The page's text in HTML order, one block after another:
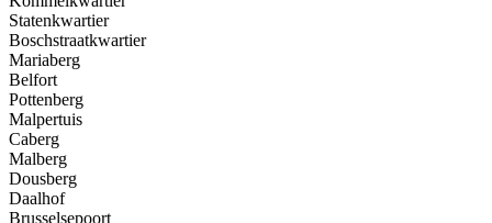
Statenkwartier
Boschstraatkwartier
Mariaberg
Belfort
Pottenberg
Malpertuis
Caberg
Malberg
Dousberg
Daalhof
Brusselsepoort